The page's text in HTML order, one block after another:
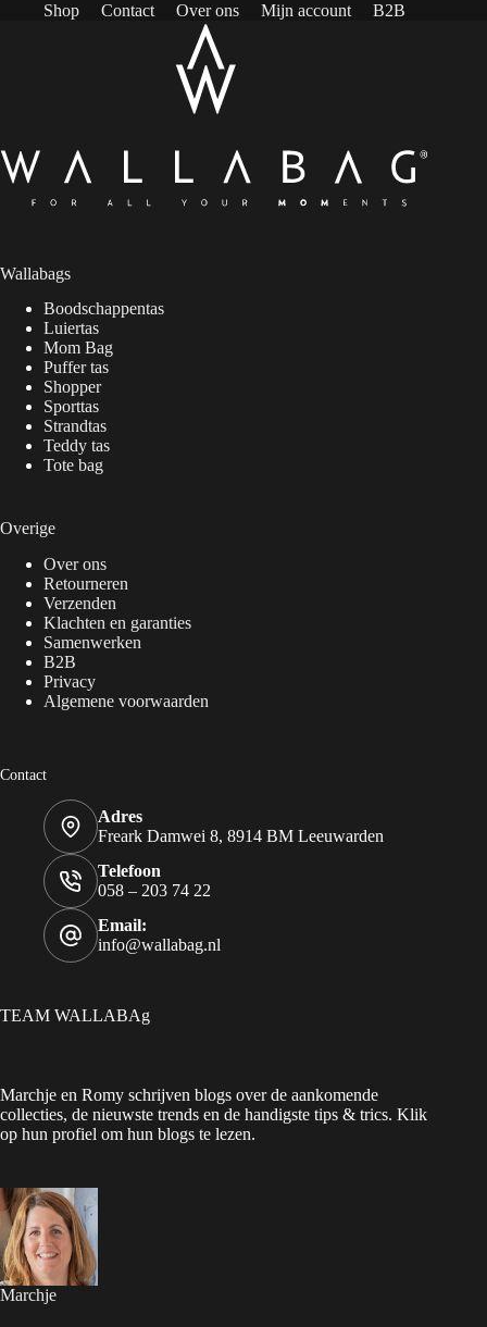
Shop Contact Over ons Mijn account B2B
Wallabags
Boodschappentas
Luiertas
Mom Bag
Puffer tas
Shopper
Sporttas
Strandtas
Teddy tas
Tote bag
Overige
Over ons
Retourneren
Verzenden
Klachten en garanties
Samenwerken
B2B
Privacy
Algemene voorwaarden
Contact
Adres
Freark Damwei 8, 8914 BM Leeuwarden
Telefoon
058 – 203 74 22
Email:
info@wallabag.nl
TEAM WALLABAg
Marchje en Romy schrijven blogs over de aankomende
collecties, de nieuwste trends en de handigste tips & trics. Klik
op hun profiel om hun blogs te lezen.
Marchje